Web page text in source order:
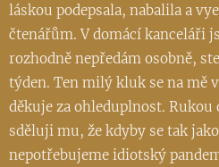
láskou podepsala, nabalila a
čtenářům. V domácí kanceláři
rozhodně nepředám osobně,
týden. Ten milý kluk se na mě
děkuje za ohleduplnost.
sděluji mu, že kdyby se tak
nepotřebujeme idiotský